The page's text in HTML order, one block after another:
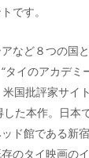
です。
など８つの国
タイのアカデミ
米国批評家サ
した本作。日本
ド館である新
のタイ映画の